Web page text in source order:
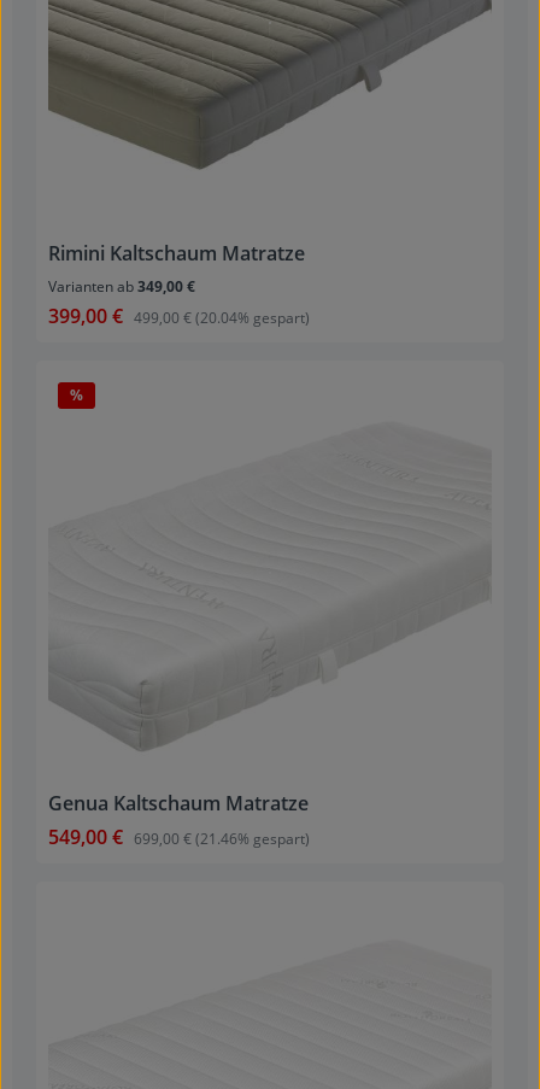
Rimini Kaltschaum Matratze
Varianten ab349,00 €
Verkaufspreis:
399,00 € Regulärer Preis:
499,00 €(20.04% gespart)
Rabatt
%
Genua Kaltschaum Matratze
Verkaufspreis:
549,00 € Regulärer Preis:
699,00 €(21.46% gespart)